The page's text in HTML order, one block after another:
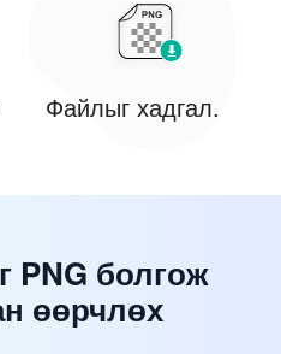
Файлыг хадгал.
PNG болгож
өөрчлөх